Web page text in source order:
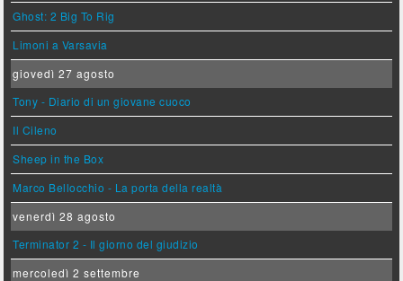
Ghost: 2 Big To Rig
Limoni a Varsavia
giovedì 27 agosto
Tony - Diario di un giovane cuoco
Il Cileno
Sheep in the Box
Marco Bellocchio - La porta della realtà
venerdì 28 agosto
Terminator 2 - Il giorno del giudizio
mercoledì 2 settembre